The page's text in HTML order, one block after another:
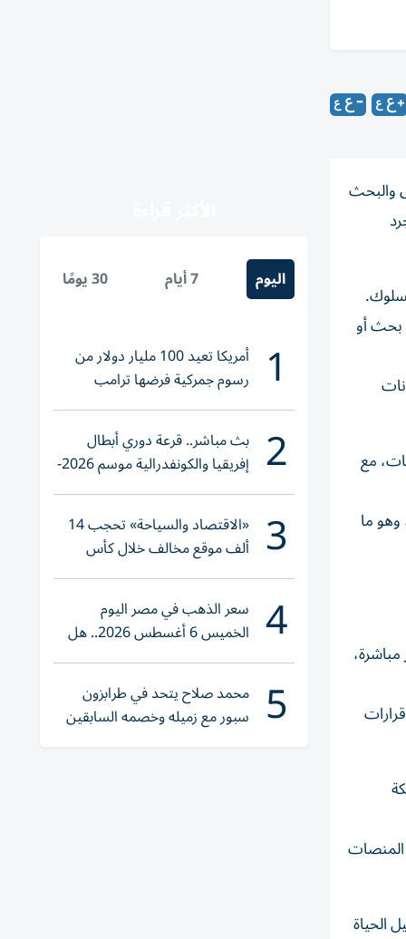
والبحث
بحث أو
مع
ما
الحياة
اليوم 7 أيام 30 يومًا
1 أمريكا تعيد 100 مليار دولار من
رسوم جمركية فرضها ترامب
2 بث مباشر.. قرعة دوري أبطال
إفريقيا والكونفدرالية موسم 2026-
2027
3 «الاقتصاد والسياحة» تحجب 14
ألف موقع مخالف خلال كأس
العالم 2026
4 سعر الذهب في مصر اليوم
الخميس 6 أغسطس 2026.. هل
تنوي الشراء؟
5 محمد صلاح يتحد في طرابزون
سبور مع زميله وخصمه السابقين